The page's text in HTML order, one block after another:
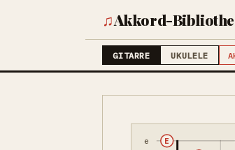
♫Akkord-
GITARRE UKULELE
e E